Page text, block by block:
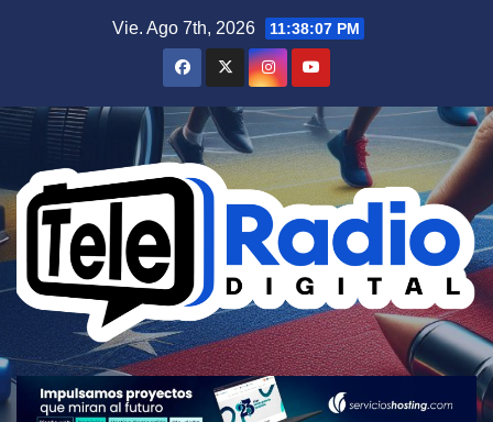
Vie. Ago 7th, 2026 11:38:08 PM